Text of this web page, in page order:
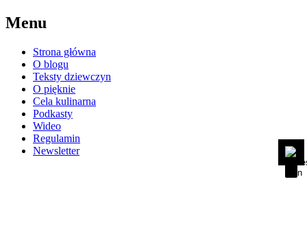
Przejdź
do
Menu
Strona główna
O blogu
Teksty dziewczyn
O pięknie
Cela kulinarna
Podkasty
Wideo
Regulamin
Newsletter
title Mark headings
zoom_out Zoom out
zoom_in
brightness_high